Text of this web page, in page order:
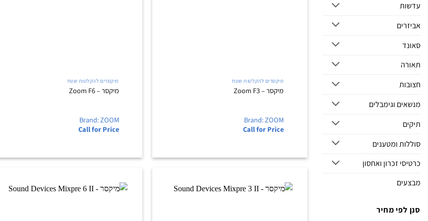
עדשות
אביזרים
סאונד
תאורה
חצובות
מנשאים וגימבלים
תיקים
סוללות ומטענים
כרטיסי זכרון ואחסון
מבצעים
סנן לפי מחיר
מיקסרים להקלטות שטח
מיקסר – Zoom F3
Brand: ZOOM
Call for Price
מיקסרים להקלטות שטח
מיקסר – Zoom F6
Brand: ZOOM
Call for Price